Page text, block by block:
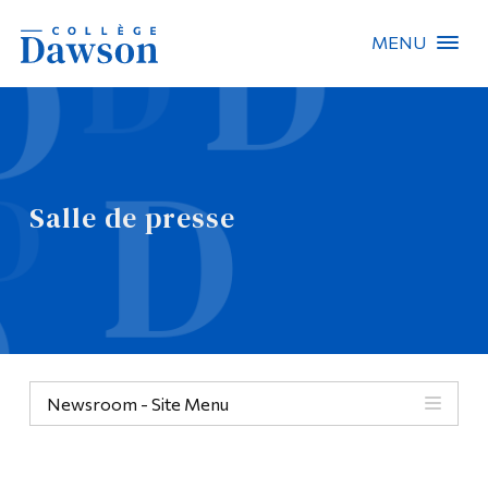
MENU
Salle de presse
Newsroom - Site Menu
Recherche sur le site
Recherche de personnes
EN
Omnivox
Liens rapides